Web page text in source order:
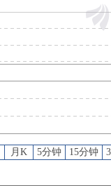
预约披露日：2026年半年报
股权质押 ：截止2026年08月07
公告：2026年08月05日发布
月K 5分钟 15分钟